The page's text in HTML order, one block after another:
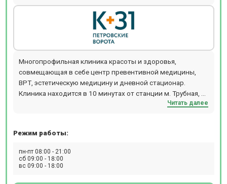
Многопрофильная клиника красоты и здоровья,
совмещающая в себе центр превентивной медицины,
ВРТ, эстетическую медицину и дневной стационар.
Клиника находится в 10 минутах от станции м. Трубная, м.
Читать далее
Режим работы:
пн-пт 08:00 - 21:00
сб 09:00 - 18:00
вс 09:00 - 18:00